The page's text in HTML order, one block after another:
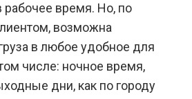
рабочее время. Но, по
возможна
в любое удобное для
числе: ночное время,
дни, как по городу